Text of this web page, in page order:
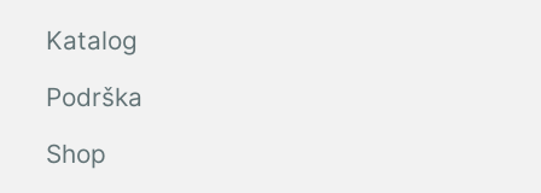
Katalog
Podrška
Shop